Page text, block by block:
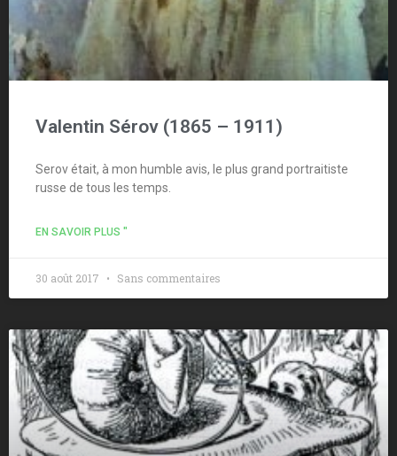
Valentin Sérov (1865 – 1911)
Serov était, à mon humble avis, le plus grand portraitiste
russe de tous les temps.
EN SAVOIR PLUS "
30 août 2017 Sans commentaires